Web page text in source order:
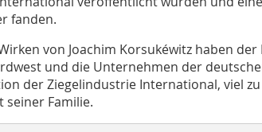
fanden.
von Joachim Korsukéwitz haben der
und die Unternehmen der
der Ziegelindustrie International, viel
seiner Familie.